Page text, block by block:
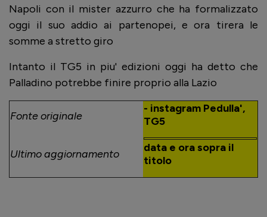
Napoli con il mister azzurro che ha formalizzato
oggi il suo addio ai partenopei, e ora tirera le
somme a stretto giro
Intanto il TG5 in piu' edizioni oggi ha detto che
Palladino potrebbe finire proprio alla Lazio
Fonte originale
- instagram Pedulla',
TG5
Ultimo aggiornamento
data e ora sopra il
titolo